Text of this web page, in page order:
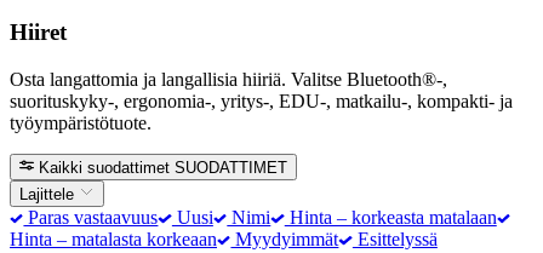
Hiiret
Osta langattomia ja langallisia hiiriä. Valitse Bluetooth®-,
suorituskyky-, ergonomia-, yritys-, EDU-, matkailu-, kompakti- ja
työympäristötuote.
Kaikki suodattimet SUODATTIMET
Lajittele
Paras vastaavuus Uusi Nimi
Hinta – korkeasta matalaan
Hinta – matalasta korkeaan
Myydyimmät
Esittelyssä